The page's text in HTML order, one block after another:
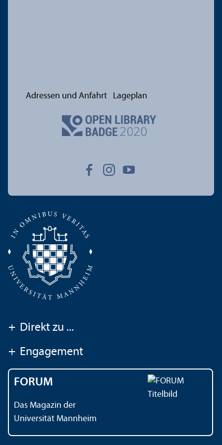
Adressen und Anfahrt Lageplan
+ Direkt zu ...
+ Engagement
FORUM
Das Magazin der
Universität Mannheim